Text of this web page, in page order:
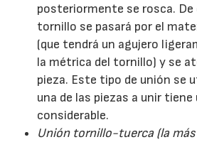
posteriormente se rosca.
tornillo se pasará por el
(que tendrá un agujero
la métrica del tornillo) y se
pieza. Este tipo de unión se
una de las piezas a unir tiene
considerable.
Unión tornillo-tuerca (la